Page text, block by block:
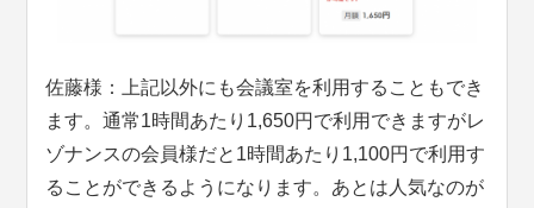
佐藤様：上記以外にも会議室を利用することもでき
ます。通常1時間あたり1,650円で利用できますがレ
ゾナンスの会員様だと1時間あたり1,100円で利用す
ることができるようになります。あとは人気なのが